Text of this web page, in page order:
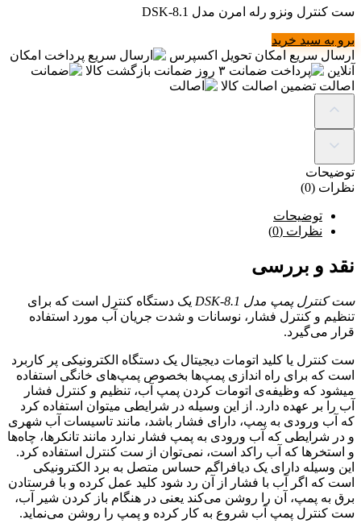
ست کنترل ونزو رله امرن مدل DSK-8.1
برو به سبد خرید
ارسال سریع امکان تحویل اکسپرس پرداخت امکان
آنلاین
ضمانت ۳ روز ضمانت بازگشت کالا
اصالت تضمین اصالت کالا
توضیحات
نظرات (0)
توضیحات
نظرات (0)
نقد و بررسی
ست کنترل پمپ مدل DSK-8.1
یک دستگاه کنترل است که برای
تنظیم و کنترل فشار، نوسانات و شدت جریان آب مورد استفاده
قرار می‌گیرد.
ست کنترل یا کلید اتومات دیجیتال یک دستگاه الکترونیکی پر کاربرد
است که برای راه اندازی پمپ‌ها بخصوص پمپ‌های خانگی استفاده
میشود که وظیفه‌ی اتومات کردن پمپ آب، تنظیم و کنترل فشار
آب را بر عهده دارد. از این وسیله در شرایطی میتوان استفاده کرد
که آب ورودی به پمپ، دارای فشار باشد، مانند تاسیسات آب شهری
و در شرایطی که آب ورودی به پمپ فشار ندارد مانند تانکرها، چاه‌ها
و استخرها که آب راکد است، نمی‌توان از ست کنترل استفاده کرد.
این وسیله دارای یک دیافراگم حساس متصل به برد الکترونیکی
است که اگر آب با فشار از آن رد شود کلید عمل کرده و با فرستادن
برق به پمپ، آن را روشن می‌کند یعنی در هنگام باز کردن شیر آب،
ست کنترل پمپ آب شروع به کار کرده و پمپ را روشن می‌نماید.